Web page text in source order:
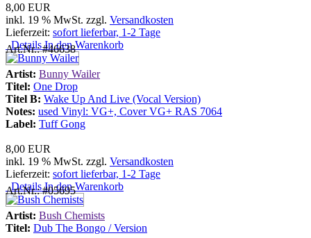
8,00 EUR
inkl. 19 % MwSt. zzgl. Versandkosten
Lieferzeit: sofort lieferbar, 1-2 Tage
DetailsIn den Warenkorb
Art.Nr.: #46638
Artist: Bunny Wailer
Titel: One Drop
Titel B: Wake Up And Live (Vocal Version)
Notes: used Vinyl: VG+, Cover VG+ RAS 7064
Label: Tuff Gong
8,00 EUR
inkl. 19 % MwSt. zzgl. Versandkosten
Lieferzeit: sofort lieferbar, 1-2 Tage
DetailsIn den Warenkorb
Art.Nr.: #05695
Artist: Bush Chemists
Titel: Dub The Bongo / Version